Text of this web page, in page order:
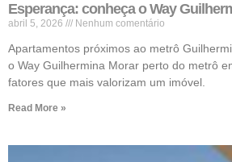
Esperança: conheça o Way
abril 5, 2026 Nenhum comentário
Apartamentos próximos ao metrô
o Way Guilhermina Morar perto do metrô
fatores que mais valorizam um imóvel.
Read More »